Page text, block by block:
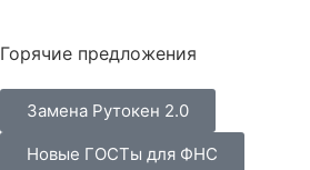
Горячие предложения
Замена Рутокен 2.0
Новые ГОСТы для ФНС